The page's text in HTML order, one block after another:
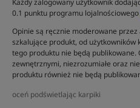
Każdy zalogowany użytkownik
0.1 punktu programu lojalnościowego
Opinie są ręcznie moderowane
szkalujące produkt, od użytkowników
tego produktu nie będą
zewnętrznymi, niezrozumiałe oraz
produktu również nie będą
oceń podświetlając karpiki